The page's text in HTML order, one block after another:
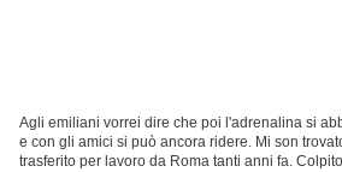
Agli emiliani vorrei dire che poi l'adrenalina si
e con gli amici si può ancora ridere. Mi son
trasferito per lavoro da Roma tanti anni fa.